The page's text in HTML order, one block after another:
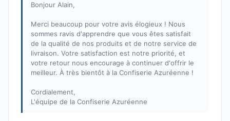
Bonjour Alain,
Merci beaucoup pour votre avis élogieux ! Nous
sommes ravis d'apprendre que vous êtes satisfait
de la qualité de nos produits et de notre service de
livraison. Votre satisfaction est notre priorité, et
votre retour nous encourage à continuer d'offrir le
meilleur. À très bientôt à la Confiserie Azuréenne !
Cordialement,
L'équipe de la Confiserie Azuréenne